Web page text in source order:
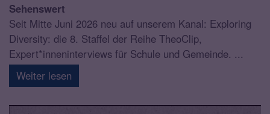
Sehenswert
Seit Mitte Juni 2026 neu auf unserem Kanal: Exploring
Diversity: die 8. Staffel der Reihe TheoClip,
Expert*inneninterviews für Schule und Gemeinde. ...
Weiter lesen